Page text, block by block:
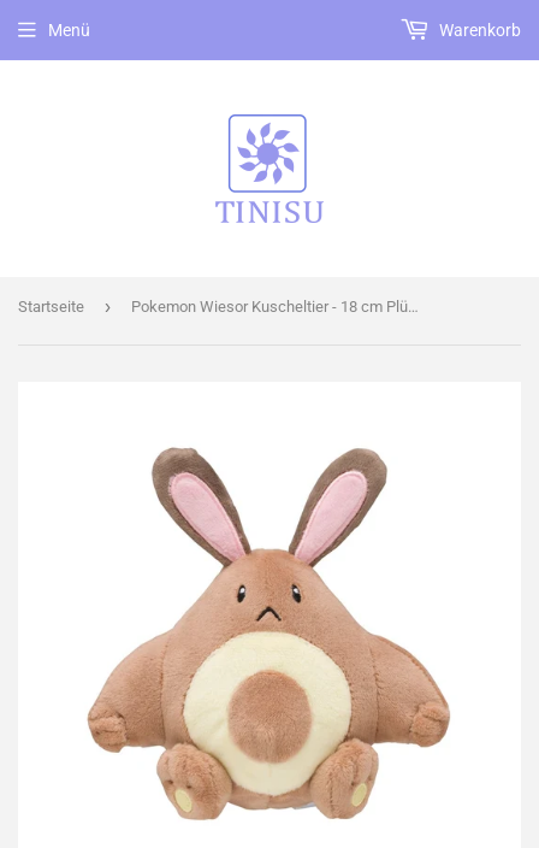
Menü Warenkorb
Startseite › Pokemon Wiesor Kuscheltier - 18 cm Plüschtier Sentret